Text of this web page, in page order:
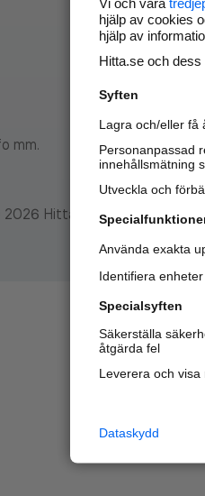
mm.
2026 Hitta.se
hjälp av cookies
hjälp av
Hitta.se och
Syften
Lagra och/eller få
Personanpassad
innehållsmätning
Utveckla och
Använda exakta
Identifiera
Specialsyften
Säkerställa
åtgärda fel
Leverera och
Dataskydd